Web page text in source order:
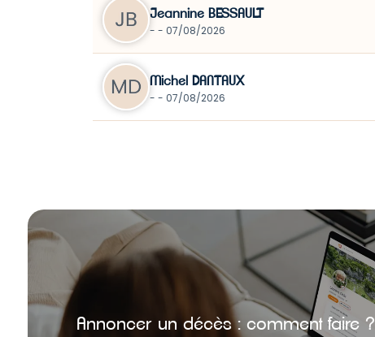
Jeannine BESSAULT
- - 07/08/2026
Michel DANTAUX
- - 07/08/2026
Annoncer un décès : comment faire ?